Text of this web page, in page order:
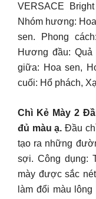
VERSACE
Nhóm hương:
sen. Phong
Hương đầu:
giữa: Hoa sen,
cuối: Hổ phách,
Chì Kẻ Mày 2
đủ màu ạ. Đầu
tạo ra những
sợi. Công dụng:
mày được sắc
làm đổi màu